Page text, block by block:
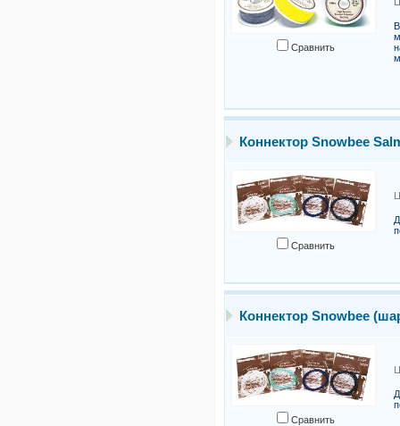
Сравнить
Коннектор Snowbee
Сравнить
Коннектор Snowbee
Сравнить